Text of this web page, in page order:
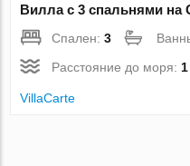
Вилла с 3 спальнями
Спален:3
Расстояние до моря:
VillaСarte